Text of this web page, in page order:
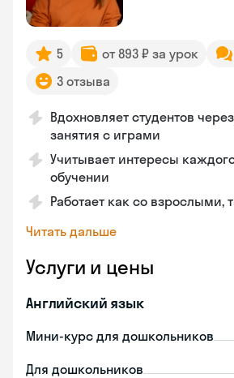
5 от 893 ₽ за урок
3 отзыва
Вдохновляет студентов
занятия с играми
Учитывает интересы
обучении
Работает как со взрослыми,
Читать дальше
Услуги и цены
Английский язык
Мини-курс для дошкольников
Для дошкольников